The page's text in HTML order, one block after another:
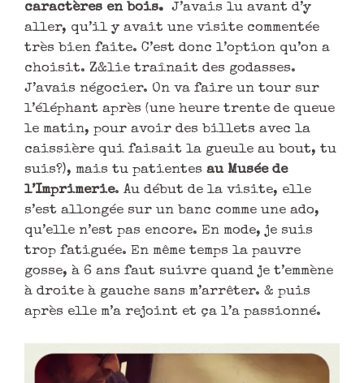
caractères en bois. J’avais lu avant d’y
aller, qu’il y avait une visite commentée
très bien faite. C’est donc l’option qu’on a
choisit. Z&lie traînait des godasses.
J’avais négocier. On va faire un tour sur
l’éléphant après (une heure trente de queue
le matin, pour avoir des billets avec la
caissière qui faisait la gueule au bout, tu
suis?), mais tu patientes au Musée de
l’Imprimerie. Au début de la visite, elle
s’est allongée sur un banc comme une ado,
qu’elle n’est pas encore. En mode, je suis
trop fatiguée. En même temps la pauvre
gosse, à 6 ans faut suivre quand je t’emmène
à droite à gauche sans m’arrêter. & puis
après elle m’a rejoint et ça l’a passionné.